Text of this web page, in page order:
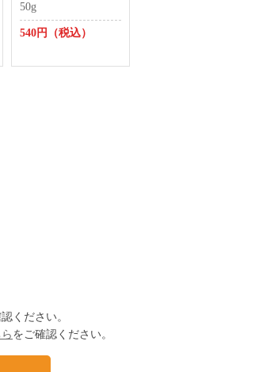
50g
540円（税込）
ください。
をご確認ください。